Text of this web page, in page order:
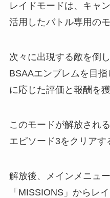
レイドモードは、キャ
活用したバトル専用のモ
次々に出現する敵を倒
BSAAエンブレムを目
に応じた評価と報酬を
このモードが解放され
エピソード3をクリアす
解放後、メインメニュ
「MISSIONS」からレ